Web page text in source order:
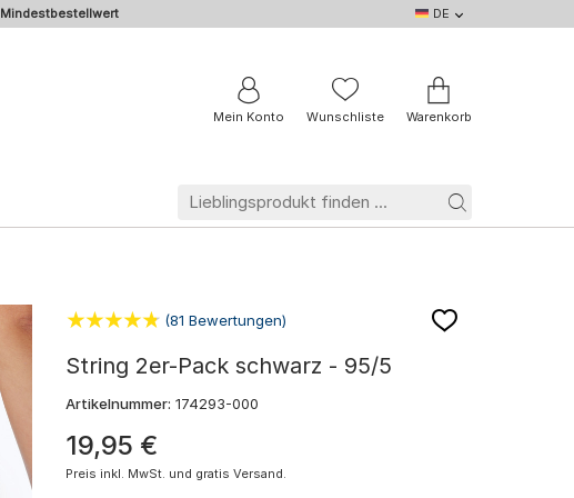
Mindestbestellwert DE
DE
EN
BE
FR
Mein Konto Wunschliste Warenkorb
(81 Bewertungen)
String 2er-Pack schwarz - 95/5
Artikelnummer: 174293-000
19,95 €
Preis inkl. MwSt. und gratis Versand.